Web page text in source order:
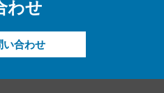
合があります。
】
わせ
い合わせ